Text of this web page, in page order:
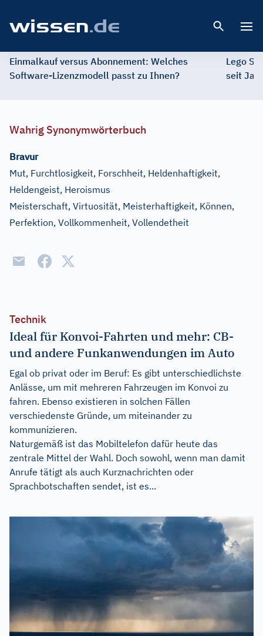
Einmalkauf versus Abonnement: Welches
Software-Lizenzmodell passt zu Ihnen?
Lego
seit
Wahrig Synonymwörterbuch
Bravur
Mut, Furchtlosigkeit, Forschheit, Heldenhaftigkeit,
Heldengeist, Heroismus
Meisterschaft, Virtuosität, Meisterhaftigkeit, Können,
Perfektion, Vollkommenheit, Vollendetheit
Technik
Ideal für Konvoi-Fahrten und mehr: CB-
und andere Funkanwendungen im Auto
Egal ob privat oder im Beruf: Es gibt unterschiedlichste
Anlässe, um mit mehreren Fahrzeugen im Konvoi zu
fahren. Ebenso existieren in solchen Fällen
verschiedenste Gründe, um miteinander zu
kommunizieren.
Naturgemäß ist das Mobiltelefon dafür heute das
zentrale Mittel der Wahl. Doch sowohl, wenn man damit
Anrufe tätigt als auch Kurznachrichten oder
Sprachbotschaften sendet, ist es...